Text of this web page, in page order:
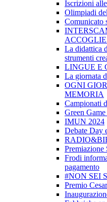
Iscrizioni
Olimpiadi
Comunicato
La didattica
strumenti
LINGUE E
La giornata
OGNI
MEMORIA
Campionati
Green
IMUN 2024
Debate Day
Premiazione
Frodi
pagamento
#NON SEI
Premio